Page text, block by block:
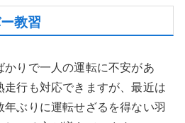
教習
かりで一人の運転に不安があ
行も対応できますが、最近は
ぶりに運転せざるを得ない羽